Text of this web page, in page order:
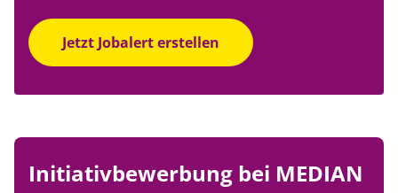
Jetzt Jobalert erstellen
Initiativbewerbung bei MEDIAN